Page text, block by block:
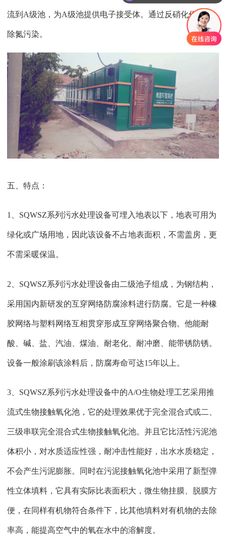
流到A级池，为A级池提供电子接受体。通过反硝化作用消
除氮污染。
五、特点：
1、SQWSZ系列污水处理设备可埋入地表以下，地表可用为
绿化或广场用地，因此该设备不占地表面积，不需盖房，更
不需采暖保温。
2、SQWSZ系列污水处理设备由二级池子组成，为钢结构，
采用国内新研发的互穿网络防腐涂料进行防腐。它是一种橡
胶网络与塑料网络互相贯穿形成互穿网络聚合物。他能耐
酸、碱、盐、汽油、煤油、耐老化、耐冲磨、能带锈防锈。
设备一般涂刷该涂料后，防腐寿命可达15年以上。
3、SQWSZ系列污水处理设备中的A/O生物处理工艺采用推
流式生物接触氧化池，它的处理效果优于完全混合式或二、
三级串联完全混合式生物接触氧化池。并且它比活性污泥池
体积小，对水质适应性强，耐冲击性能好，出水水质稳定，
不会产生污泥膨胀。同时在污泥接触氧化池中采用了新型弹
性立体填料，它具有实际比表面积大，微生物挂膜、脱膜方
便，在同样有机物符合条件下，比其他填料对有机物的去除
率高，能提高空气中的氧在水中的溶解度。
你们是怎么收费的呢